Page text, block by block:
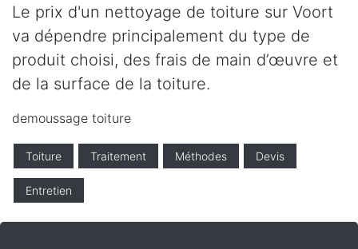
Le prix d'un nettoyage de toiture sur Voort
va dépendre principalement du type de
produit choisi, des frais de main d’œuvre et
de la surface de la toiture.
demoussage toiture
Toiture Traitement Méthodes Devis
Entretien